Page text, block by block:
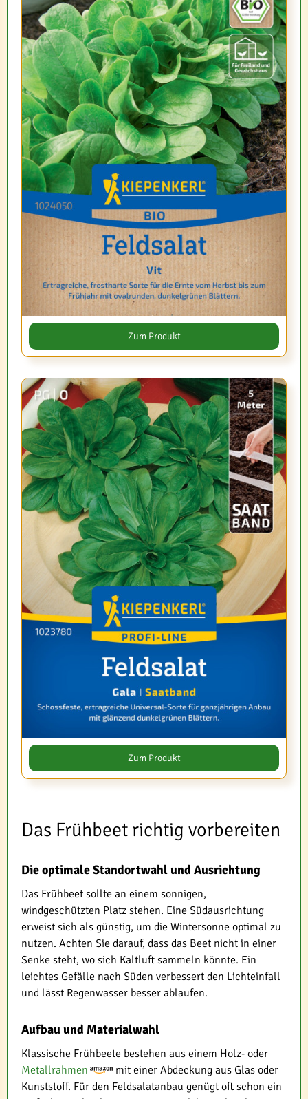
Zum Produkt
Zum Produkt
Das Frühbeet richtig vorbereiten
Die optimale Standortwahl und Ausrichtung
Das Frühbeet sollte an einem sonnigen,
windgeschützten Platz stehen. Eine Südausrichtung
erweist sich als günstig, um die Wintersonne optimal zu
nutzen. Achten Sie darauf, dass das Beet nicht in einer
Senke steht, wo sich Kaltluft sammeln könnte. Ein
leichtes Gefälle nach Süden verbessert den Lichteinfall
und lässt Regenwasser besser ablaufen.
Aufbau und Materialwahl
Klassische Frühbeete bestehen aus einem Holz- oder
Metallrahmen
mit einer Abdeckung aus Glas oder
Kunststoff. Für den Feldsalatanbau genügt oft schon ein